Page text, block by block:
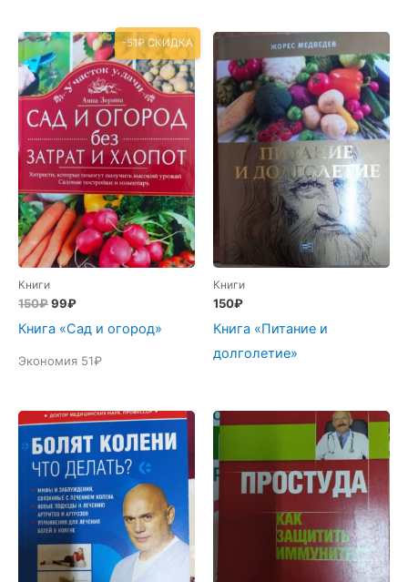
-51₽ СКИДКА
Книги
150₽Первоначальная
составляла
99₽Текущая
99₽.
Книга «Сад и огород»
Экономия 51₽
Книги
150₽
Книга «Питание и
долголетие»